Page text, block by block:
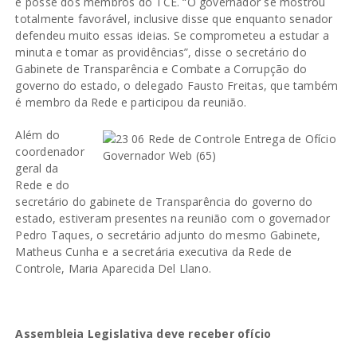
totalmente favorável, inclusive disse que enquanto senador
defendeu muito essas ideias. Se comprometeu a estudar a
minuta e tomar as providências”, disse o secretário do
Gabinete de Transparência e Combate a Corrupção do
governo do estado, o delegado Fausto Freitas, que também
é membro da Rede e participou da reunião.
Além do
coordenador
geral da
Rede e do
secretário do gabinete de Transparência do governo do
estado, estiveram presentes na reunião com o governador
Pedro Taques, o secretário adjunto do mesmo Gabinete,
Matheus Cunha e a secretária executiva da Rede de
Controle, Maria Aparecida Del Llano.
Assembleia Legislativa deve receber ofício